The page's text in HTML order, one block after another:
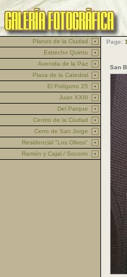
Planos de la Ciudad
Estrecho Quinto
Avenida de la Paz
Plaza de la Catedral
El Polígono 25
Juan XXIII
Del Parque
Centro de la Ciudad
Cerro de San Jorge
Residencial "Los Olivos"
Ramón y Cajal / Socorro
San
Page: 1